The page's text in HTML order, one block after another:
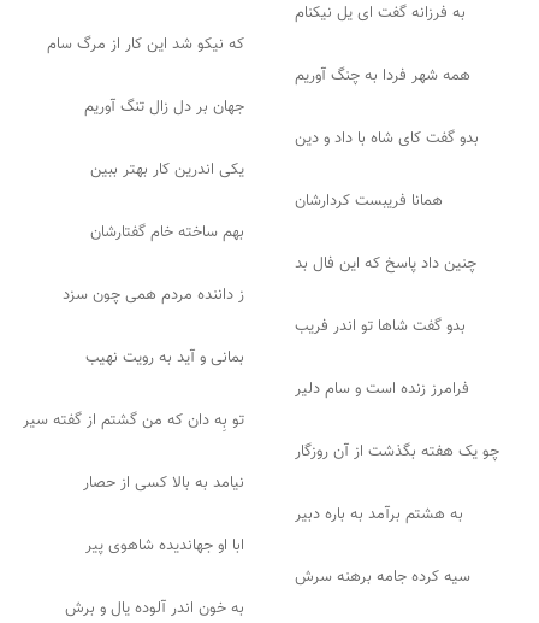
به فرزانه گفت ای یل نیکنام
که نیکو شد این کار از مرگ سام
همه شهر فردا به چنگ آوریم
جهان بر دل زال تنگ آوریم
بدو گفت کای شاه با داد و دین
یکی اندرین کار بهتر ببین
همانا فریبست کردارشان
بهم ساخته خام گفتارشان
چنین داد پاسخ که این فال بد
ز داننده مردم همی چون سزد
بدو گفت شاها تو اندر فریب
بمانی و آید به رویت نهیب
فرامرز زنده است و سام دلیر
تو بِه دان که من گشتم از گفته سیر
چو یک هفته بگذشت از آن روزگار
نیامد به بالا کسی از حصار
به هشتم برآمد به باره دبیر
ابا او جهاندیده شاهوی پیر
سیه کرده جامه برهنه سرش
به خون اندر آلوده یال و برش